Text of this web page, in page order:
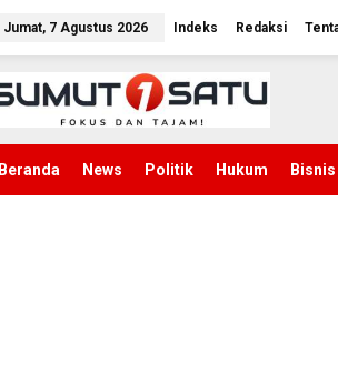
Jumat, 7 Agustus 2026 Indeks Redaksi
Beranda News Politik Hukum Bisnis